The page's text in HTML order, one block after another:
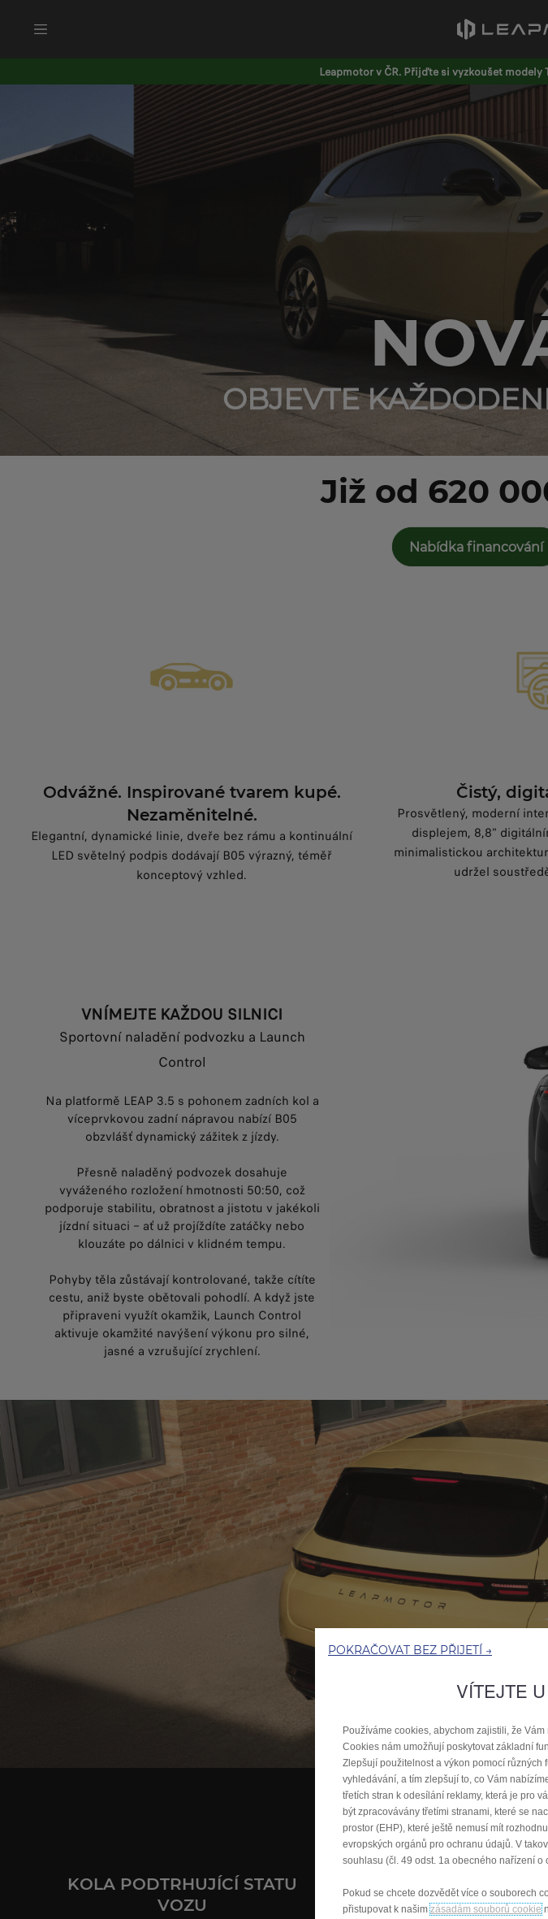
Leapmotor v ČR. Přijďte si vyzkoušet
OBJEVTE
Již od 620
Nabídka financování
Odvážné. Inspirované tvarem kupé.
Nezaměnitelné.
Elegantní, dynamické linie, dveře bez rámu a kontinuální
LED světelný podpis dodávají B05 výrazný, téměř
konceptový vzhled.
Čistý,
Prosvětlený, moderní
displejem, 8,8"
minimalistickou
udržel
VNÍMEJTE KAŽDOU SILNICI
Sportovní naladění podvozku a Launch
Control
Na platformě LEAP 3.5 s pohonem zadních kol a
víceprvkovou zadní nápravou nabízí B05
obzvlášť dynamický zážitek z jízdy.
Přesně naladěný podvozek dosahuje
vyváženého rozložení hmotnosti 50:50, což
podporuje stabilitu, obratnost a jistotu v jakékoli
jízdní situaci – ať už projíždíte zatáčky nebo
klouzáte po dálnici v klidném tempu.
Pohyby těla zůstávají kontrolované, takže cítíte
cestu, aniž byste obětovali pohodlí. A když jste
připraveni využít okamžik, Launch Control
aktivuje okamžité navýšení výkonu pro silné,
jasné a vzrušující zrychlení.
KOLA PODTRHUJÍCÍ STATU
VOZU
POKRAČOVAT BEZ PŘIJETÍ →
VÍTEJTE
Používáme cookies, abychom zajistili, že
Cookies nám umožňují poskytovat základní
Zlepšují použitelnost a výkon pomocí
vyhledávání, a tím zlepšují to, co Vám
třetích stran k odesílání reklamy, která je pro
být zpracovávány třetími stranami, které se
prostor (EHP), které ještě nemusí mít
evropských orgánů pro ochranu údajů. V
souhlasu (čl. 49 odst. 1a obecného nařízení
Pokud se chcete dozvědět více o souborech
přistupovat k našimzásadám souborů cookie